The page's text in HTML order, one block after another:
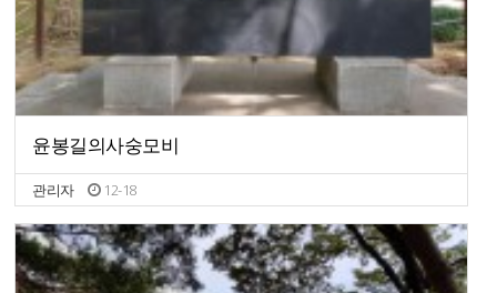
윤봉길의사숭모비
관리자 12-18